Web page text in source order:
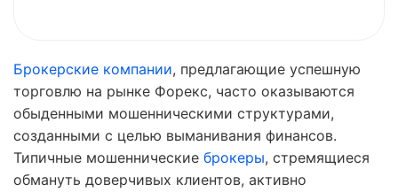
Брокерские компании, предлагающие успешную
торговлю на рынке Форекс, часто оказываются
обыденными мошенническими структурами,
созданными с целью выманивания финансов.
Типичные мошеннические брокеры, стремящиеся
обмануть доверчивых клиентов, активно